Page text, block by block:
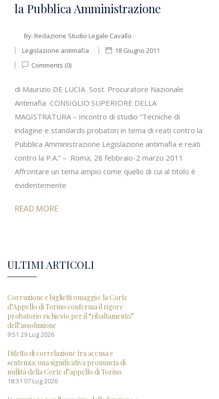
la Pubblica Amministrazione
By: Redazione Studio Legale Cavallo
Legislazione antimafia
18 Giugno 2011
Comments (0)
di Maurizio DE LUCIA Sost. Procuratore Nazionale
Antimafia CONSIGLIO SUPERIORE DELLA
MAGISTRATURA – Incontro di studio “Tecniche di
indagine e standards probatori in tema di reati contro la
Pubblica Amministrazione Legislazione antimafia e reati
contro la P.A.” – Roma, 28 febbraio-2 marzo 2011
Affrontare un tema ampio come quello di cui al titolo è
evidentemente
READ MORE
ULTIMI ARTICOLI
Corruzione e biglietti omaggio: la Corte
d’Appello di Torino conferma il rigore
probatorio richiesto per il “ribaltamento”
dell’assoluzione
9:51 29 Lug 2026
Difetto di correlazione tra accusa e
sentenza: una significativa pronuncia di
nullità della Corte d’appello di Torino
18:31 07 Lug 2026